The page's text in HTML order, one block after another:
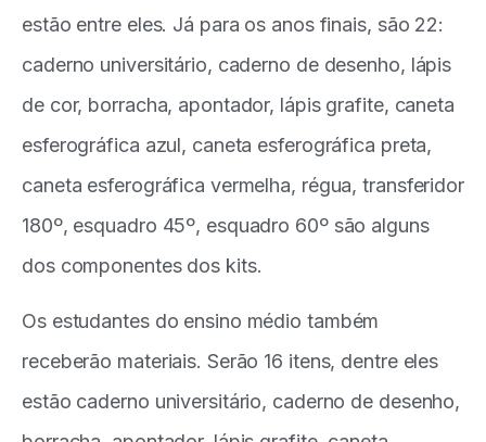
estão entre eles. Já para os anos finais, são 22:
caderno universitário, caderno de desenho, lápis
de cor, borracha, apontador, lápis grafite, caneta
esferográfica azul, caneta esferográfica preta,
caneta esferográfica vermelha, régua, transferidor
180º, esquadro 45º, esquadro 60º são alguns
dos componentes dos kits.
Os estudantes do ensino médio também
receberão materiais. Serão 16 itens, dentre eles
estão caderno universitário, caderno de desenho,